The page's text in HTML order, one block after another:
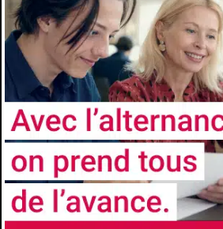
Responsable de Formation
HUET Stéphane
stephane.huet@univ-
Lieu de formation
339, Chemin des Meinajaries
84140
Avignon
Gestionnaire pédagogique
BONANSERA Catherine